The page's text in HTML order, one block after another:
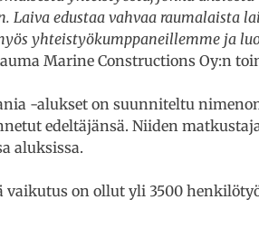
Laiva edustaa vahvaa raumalaista
yhteistyökumppaneillemme ja
Marine Constructions Oy:n
-alukset on suunniteltu
edeltäjänsä. Niiden
aluksissa.
on ollut yli 3500